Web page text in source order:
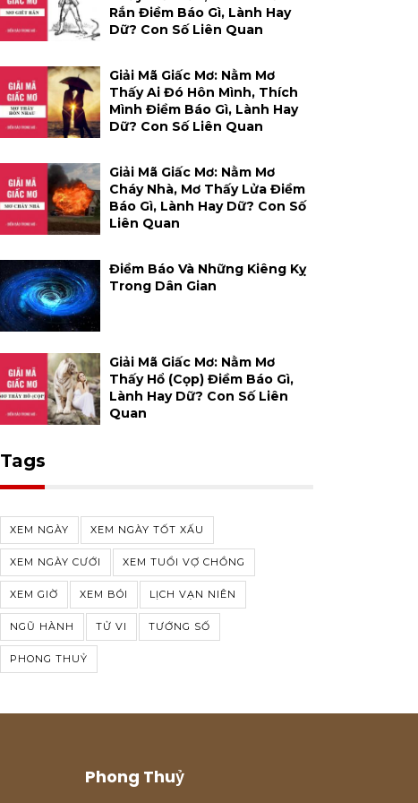
Rắn Điềm Báo Gì, Lành Hay
Dữ? Con Số Liên Quan
Giải Mã Giấc Mơ: Nằm Mơ
Thấy Ai Đó Hôn Mình, Thích
Mình Điềm Báo Gì, Lành Hay
Dữ? Con Số Liên Quan
Giải Mã Giấc Mơ: Nằm Mơ
Cháy Nhà, Mơ Thấy Lửa Điềm
Báo Gì, Lành Hay Dữ? Con Số
Liên Quan
Điềm Báo Và Những Kiêng Kỵ
Trong Dân Gian
Giải Mã Giấc Mơ: Nằm Mơ
Thấy Hổ (cọp) Điềm Báo Gì,
Lành Hay Dữ? Con Số Liên
Quan
Tags
XEM NGÀY XEM NGÀY TỐT XẤU
XEM NGÀY CƯỚI XEM TUỔI VỢ CHỒNG
XEM GIỜ XEM BÓI LỊCH VẠN NIÊN
NGŨ HÀNH TỬ VI TƯỚNG SỐ
PHONG THUỶ
Phong Thuỷ